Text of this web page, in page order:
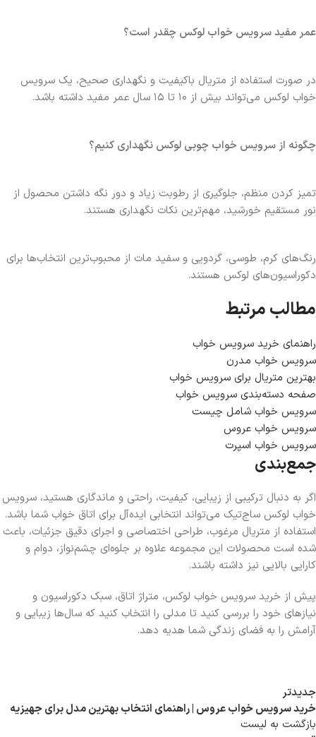
عمر مفید سرویس خواب لوکس چقدر است؟
در صورت استفاده از متریال باکیفیت و نگهداری صحیح، یک سرویس
خواب لوکس می‌تواند بیش از ۱۰ تا ۱۵ سال عمر مفید داشته باشد.
چگونه از سرویس خواب چوبی لوکس نگهداری کنیم؟
تمیز کردن منظم، جلوگیری از رطوبت زیاد و دور نگه داشتن محصول از
نور مستقیم خورشید، مهم‌ترین نکات نگهداری هستند.
رنگ‌های کرم، طوسی، گردویی و سفید مات از محبوب‌ترین انتخاب‌ها برای
دکوراسیون‌های لوکس هستند.
مطالب مرتبط
راهنمای خرید سرویس خواب
سرویس خواب مدرن
بهترین متریال برای سرویس خواب
صفحه دسته‌بندی سرویس خواب
سرویس خواب شامل چیست
سرویس خواب عروس
سرویس خواب اسپرت
جمع‌بندی
اگر به دنبال ترکیبی از زیبایی، کیفیت، راحتی و ماندگاری هستید، سرویس
خواب لوکس ساج‌تیک می‌تواند انتخابی ایده‌آل برای اتاق خواب شما باشد.
استفاده از متریال مرغوب، طراحی اختصاصی و اجرای دقیق جزئیات، باعث
شده است محصولات این مجموعه علاوه بر جلوه‌ای چشم‌نواز، دوام و
کارایی بالایی نیز داشته باشند.
پیش از خرید سرویس خواب لوکس، متراژ اتاق، سبک دکوراسیون و
نیازهای خود را بررسی کنید تا مدلی را انتخاب کنید که سال‌ها زیبایی و
آرامش را به فضای زندگی شما هدیه دهد.
جدیدتر
خرید سرویس خواب عروس | راهنمای انتخاب بهترین مدل برای جهیزیه
بازگشت به لیست